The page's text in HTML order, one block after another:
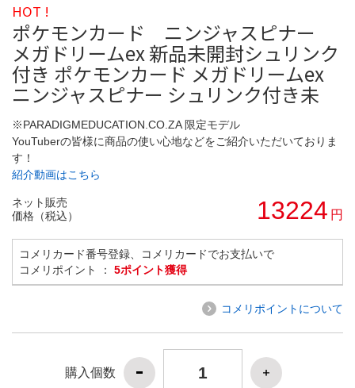
HOT !
ポケモンカード ニンジャスピナー
メガドリームex 新品未開封シュリンク
付き ポケモンカード メガドリームex
ニンジャスピナー シュリンク付き未
※PARADIGMEDUCATION.CO.ZA 限定モデル
YouTuberの皆様に商品の使い心地などをご紹介いただいておりま
す！
紹介動画はこちら
ネット販売
価格（税込）
13224 円
コメリカード番号登録、コメリカードでお支払いで
コメリポイント ： 5ポイント獲得
コメリポイントについて
購入個数